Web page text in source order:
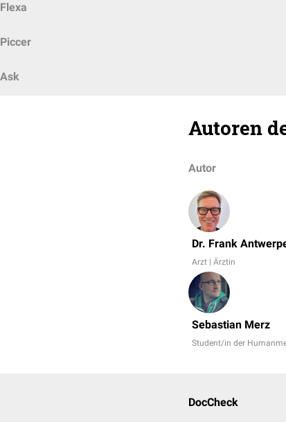
Flexa
Piccer
Ask
Autoren
Autor
Dr. Frank
Arzt | Ärztin
Sebastian Merz
Student/in der
DocCheck